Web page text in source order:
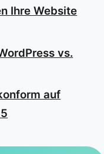
Ihre Website
vs.
auf